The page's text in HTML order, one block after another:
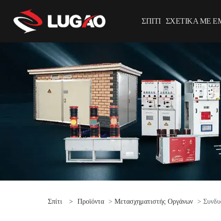
ΣΠΊΤΙ ΣΧΕΤΙΚΆ ΜΕ
Σπίτι > Προϊόντα > Μετασχηματιστής Οργάνων >